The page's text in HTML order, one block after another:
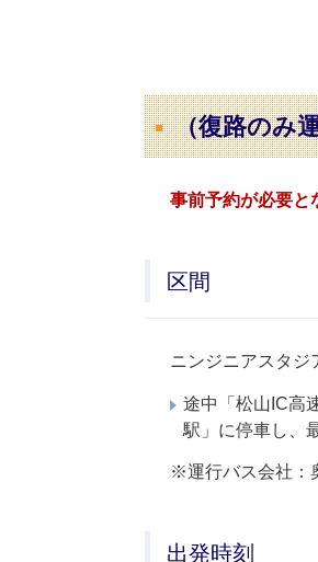
（復路のみ
事前予約が必要と
区間
ニンジニアスタジ
途中「松山IC高
駅」に停車し、
※運行バス会社：
出発時刻